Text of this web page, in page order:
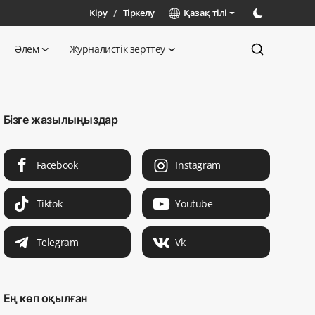
Кіру / Тіркелу Қазақ тілі
Әлем Журналистік зерттеу
Бізге жазылыңыздар
Facebook Instagram
Tiktok Youtube
Telegram Vk
Ең көп оқылған